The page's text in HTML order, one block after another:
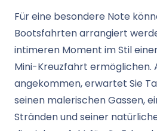
Für eine besondere Note
Bootsfahrten arrangiert
intimeren Moment im Stil
Mini-Kreuzfahrt ermöglichen.
angekommen, erwartet Sie
seinen malerischen Gassen,
Stränden und seiner